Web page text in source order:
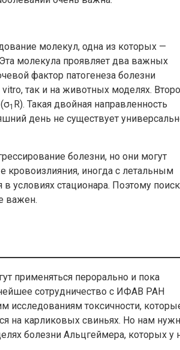
молекул, одна из которых —
молекула проявляет два важных
фактор патогенеза болезни
так и на животных моделях.
1 R). Такая двойная направленность
день не существует
болезни, но они могут
иногда с летальным
условиях стационара. Поэтому поиск
важен.
применяться перорально и пока
сотрудничество с ИФАВ РАН
исследованиям токсичности,
на карликовых свиньях. Но нам
болезни Альцгеймера, которых у